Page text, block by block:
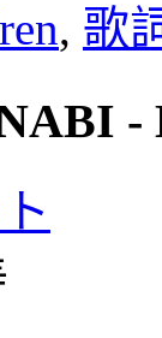
, 歌